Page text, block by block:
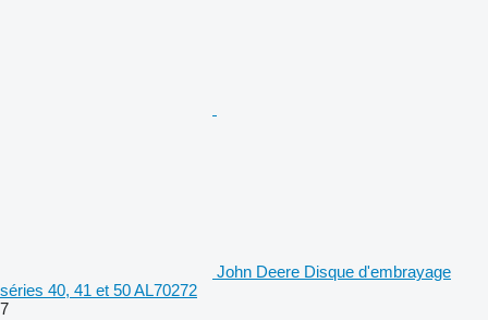
John Deere Disque d'embrayage
séries 40, 41 et 50 AL70272
7